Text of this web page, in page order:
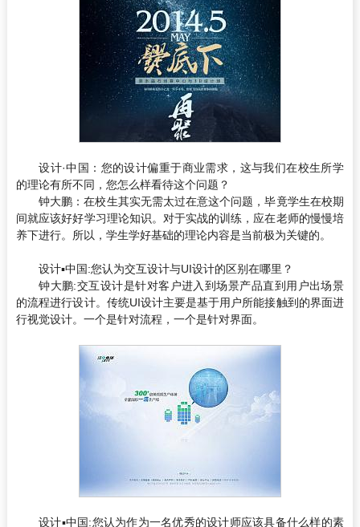
设计·中国： 您的设计偏重于商业需求，这与我们在校生所学
的理论有所不同，您怎么样看待这个问题？
钟大鹏：在校生其实无需太过在意这个问题，毕竟学生在校期
间就应该好好学习理论知识。对于实战的训练，应在老师的慢慢培
养下进行。所以，学生学好基础的理论内容是当前极为关键的。
设计▪中国:您认为交互设计与UI设计的区别在哪里？
钟大鹏:交互设计是针对客户进入到场景产品直到用户出场景
的流程进行设计。传统UI设计主要是基于用户所能接触到的界面进
行视觉设计。一个是针对流程，一个是针对界面。
设计▪中国:您认为作为一名优秀的设计师应该具备什么样的素